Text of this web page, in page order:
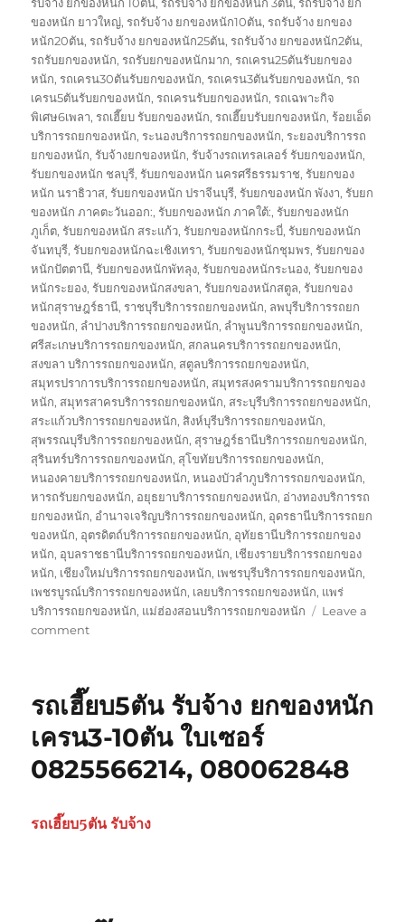
ของหนัก ยาวใหญ่,รถรับจ้าง ยกของหนัก10ตัน,รถรับจ้าง ยกของ
หนัก20ตัน,รถรับจ้าง ยกของหนัก25ตัน,รถรับจ้าง ยกของหนัก2ตัน,
รถรับยกของหนัก,รถรับยกของหนักมาก,รถเครน25ตันรับยกของ
หนัก,รถเครน30ตันรับยกของหนัก,รถเครน3ตันรับยกของหนัก,รถ
เครน5ตันรับยกของหนัก,รถเครนรับยกของหนัก,รถเฉพาะกิจ
พิเศษ6เพลา,รถเฮี๊ยบ รับยกของหนัก,รถเฮี๊ยบรับยกของหนัก,ร้อยเอ็ด
บริการรถยกของหนัก,ระนองบริการรถยกของหนัก,ระยองบริการรถ
ยกของหนัก,รับจ้างยกของหนัก,รับจ้างรถเทรลเลอร์ รับยกของหนัก,
รับยกของหนัก ชลบุรี,รับยกของหนัก นครศรีธรรมราช,รับยกของ
หนัก นราธิวาส,รับยกของหนัก ปราจีนบุรี,รับยกของหนัก พังงา,รับยก
ของหนัก ภาคตะวันออก:,รับยกของหนัก ภาคใต้:,รับยกของหนัก
ภูเก็ต,รับยกของหนัก สระแก้ว,รับยกของหนักกระบี่,รับยกของหนัก
จันทบุรี,รับยกของหนักฉะเชิงเทรา,รับยกของหนักชุมพร,รับยกของ
หนักปัตตานี,รับยกของหนักพัทลุง,รับยกของหนักระนอง,รับยกของ
หนักระยอง,รับยกของหนักสงขลา,รับยกของหนักสตูล,รับยกของ
หนักสุราษฎร์ธานี,ราชบุรีบริการรถยกของหนัก, ลพบุรีบริการรถยก
ของหนัก, ลำปางบริการรถยกของหนัก, ลำพูนบริการรถยกของหนัก,
ศรีสะเกษบริการรถยกของหนัก, สกลนครบริการรถยกของหนัก,
สงขลา บริการรถยกของหนัก, สตูลบริการรถยกของหนัก,
สมุทรปราการบริการรถยกของหนัก, สมุทรสงครามบริการรถยกของ
หนัก, สมุทรสาครบริการรถยกของหนัก, สระบุรีบริการรถยกของหนัก,
สระแก้วบริการรถยกของหนัก, สิงห์บุรีบริการรถยกของหนัก,
สุพรรณบุรีบริการรถยกของหนัก, สุราษฎร์ธานีบริการรถยกของหนัก,
สุรินทร์บริการรถยกของหนัก, สุโขทัยบริการรถยกของหนัก,
หนองคายบริการรถยกของหนัก,หนองบัวลำภูบริการรถยกของหนัก,
หารถรับยกของหนัก, อยุธยาบริการรถยกของหนัก, อ่างทองบริการรถ
ยกของหนัก, อำนาจเจริญบริการรถยกของหนัก, อุดรธานีบริการรถยก
ของหนัก, อุตรดิตถ์บริการรถยกของหนัก, อุทัยธานีบริการรถยกของ
หนัก, อุบลราชธานีบริการรถยกของหนัก, เชียงรายบริการรถยกของ
หนัก, เชียงใหม่บริการรถยกของหนัก, เพชรบุรีบริการรถยกของหนัก,
เพชรบูรณ์บริการรถยกของหนัก, เลยบริการรถยกของหนัก, แพร่
บริการรถยกของหนัก, แม่ฮ่องสอนบริการรถยกของหนัก
Leave a
commenton
ยก
ของ
10ล้อ
บรรทุก
ติด
รถ
รถเฮี๊ยบ5ตัน รับจ้าง ยกของหนัก
เครน3-10ตัน ใบเซอร์
0825566214, 080062848
รถเฮี๊ยบ5ตัน รับจ้าง